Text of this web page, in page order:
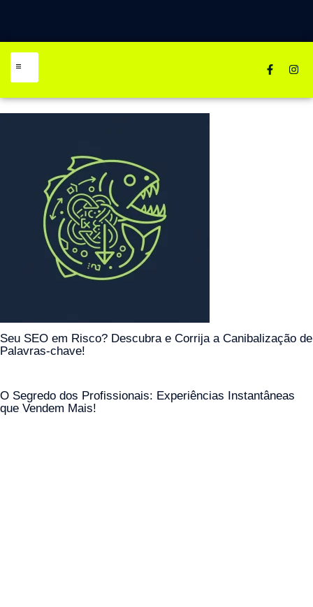
Seu SEO em Risco? Descubra e Corrija a Canibalização de
Palavras-chave!
O Segredo dos Profissionais: Experiências Instantâneas
que Vendem Mais!